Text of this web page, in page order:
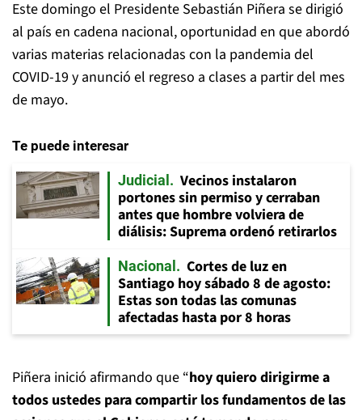
Este domingo el Presidente Sebastián Piñera se dirigió
al país en cadena nacional, oportunidad en que abordó
varias materias relacionadas con la pandemia del
COVID-19 y anunció el regreso a clases a partir del mes
de mayo.
Te puede interesar
Judicial
Vecinos instalaron
portones sin permiso y cerraban
antes que hombre volviera de
diálisis: Suprema ordenó retirarlos
Nacional
Cortes de luz en
Santiago hoy sábado 8 de agosto:
Estas son todas las comunas
afectadas hasta por 8 horas
Piñera inició afirmando que “hoy quiero dirigirme a
todos ustedes para compartir los fundamentos de las